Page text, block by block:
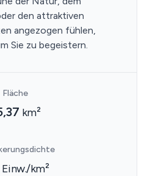
den attraktiven
angezogen fühlen,
Sie zu begeistern.
Fläche
km²
Einw./km²